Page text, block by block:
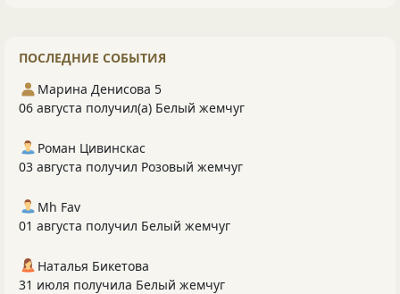
ПОСЛЕДНИЕ СОБЫТИЯ
Марина Денисова 5
06 августа получил(а) Белый жемчуг
Роман Цивинскас
03 августа получил Розовый жемчуг
Mh Fav
01 августа получил Белый жемчуг
Наталья Бикетова
31 июля получила Белый жемчуг